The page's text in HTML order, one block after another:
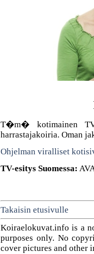
T�m� kotimainen
harrastajakoiria. Oman
Ohjelman viralliset
TV-esitys Suomessa:
Takaisin etusivulle
Koiraelokuvat.info is a
purposes only. No
cover pictures and other